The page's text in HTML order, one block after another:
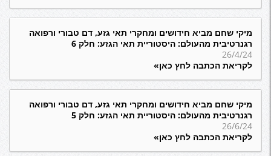
מיקי שחם מביא חידושים ומחקרי תאי גזע, דם טבורי ורפואה
רגנרטיבית מהעולם: היסטוריית תאי הגזע: חלק 6
26/4/24
לקריאת הכתבה לחץ כאן»
מיקי שחם מביא חידושים ומחקרי תאי גזע, דם טבורי ורפואה
רגנרטיבית מהעולם: היסטוריית תאי הגזע: חלק 5
26/6/24
לקריאת הכתבה לחץ כאן»